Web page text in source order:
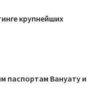
крупнейших
паспортам Вануату и